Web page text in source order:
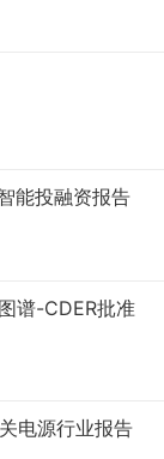
能投融资报告
谱-CDER批准
电源行业报告